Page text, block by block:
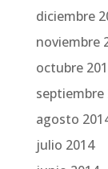
diciembre
noviembre
octubre
septiembre
agosto
julio 2014